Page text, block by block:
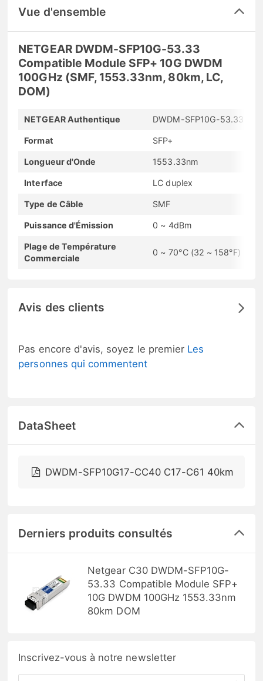
Vue d'ensemble
NETGEAR DWDM-SFP10G-53.33
Compatible Module SFP+ 10G DWDM
100GHz (SMF, 1553.33nm, 80km, LC,
DOM)
NETGEAR Authentique DWDM-SFP10G-53.33
Format SFP+
Longueur d'Onde 1553.33nm
Interface LC duplex
Type de Câble SMF
Puissance d'Émission 0 ~ 4dBm
Plage de Température
Commerciale
0 ~ 70°C (32 ~ 158°F)
Avis des clients
Pas encore d'avis, soyez le premier Les
personnes qui commentent
DataSheet
DWDM-SFP10G17-CC40 C17-C61 40km
Derniers produits consultés
Netgear C30 DWDM-SFP10G-
53.33 Compatible Module SFP+
10G DWDM 100GHz 1553.33nm
80km DOM
Inscrivez-vous à notre newsletter